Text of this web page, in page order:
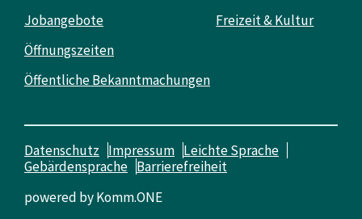
Jobangebote
Öffnungszeiten
Öffentliche Bekanntmachungen
Freizeit & Kultur
Datenschutz Impressum Leichte Sprache
Gebärdensprache Barrierefreiheit
powered byKomm.ONE